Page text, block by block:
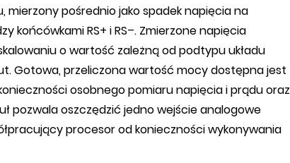
mierzony pośrednio jako spadek napięcia na
końcówkami RS+ i RS–. Zmierzone napięcia
o wartość zależną od podtypu układu
Gotowa, przeliczona wartość mocy dostępna jest
osobnego pomiaru napięcia i prądu oraz
pozwala oszczędzić jedno wejście analogowe
procesor od konieczności wykonywania